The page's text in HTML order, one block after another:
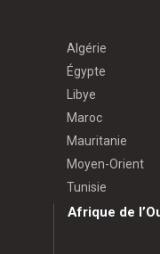
Algérie
Égypte
Libye
Maroc
Mauritanie
Moyen-Orient
Tunisie
Afrique de